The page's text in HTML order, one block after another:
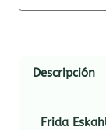
Descripción
Frida